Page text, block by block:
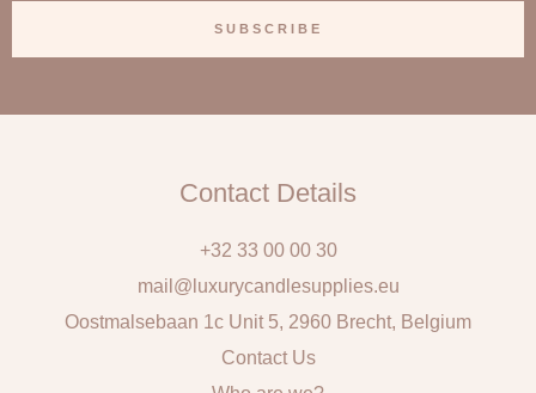
i
SUBSCRIBE
Contact Details
+32 33 00 00 30
mail@luxurycandlesupplies.eu
Oostmalsebaan 1c Unit 5, 2960 Brecht, Belgium
Contact Us